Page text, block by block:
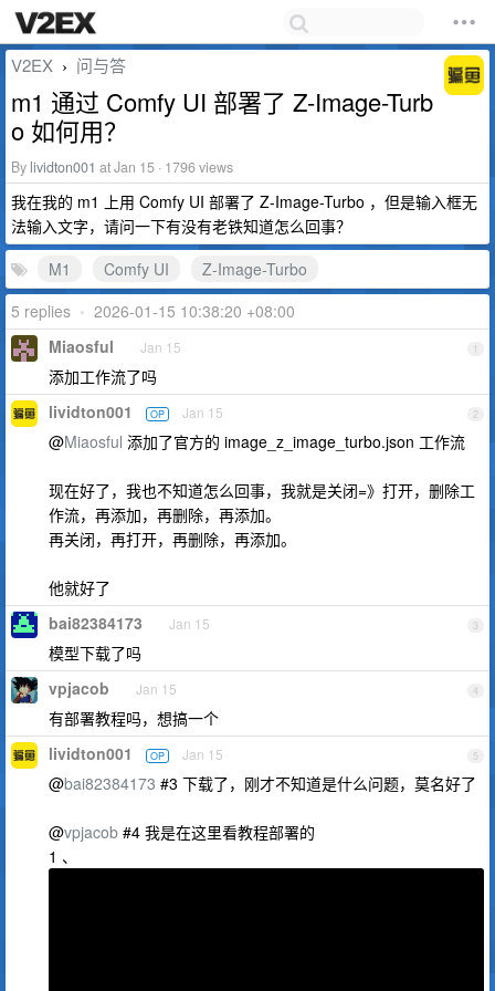
V2EX › 问与答
m1 通过 Comfy UI 部署了 Z-Image-Turb
o 如何用？
By lividton001 at Jan 15 · 1796 views
我在我的 m1 上用 Comfy UI 部署了 Z-Image-Turbo ，但是输入框无
法输入文字，请问一下有没有老铁知道怎么回事？
M1
Comfy UI
Z-Image-Turbo
5 replies • 2026-01-15 10:38:20 +08:00
1
Miaosful Jan 15
添加工作流了吗
2
lividton001 OP Jan 15
@Miaosful 添加了官方的 image_z_image_turbo.json 工作流
现在好了，我也不知道怎么回事，我就是关闭=》打开，删除工
作流，再添加，再删除，再添加。
再关闭，再打开，再删除，再添加。
他就好了
3
bai82384173 Jan 15
模型下载了吗
4
vpjacob Jan 15
有部署教程吗，想搞一个
5
lividton001 OP Jan 15
@bai82384173 #3 下载了，刚才不知道是什么问题，莫名好了
@vpjacob #4 我是在这里看教程部署的
1 、